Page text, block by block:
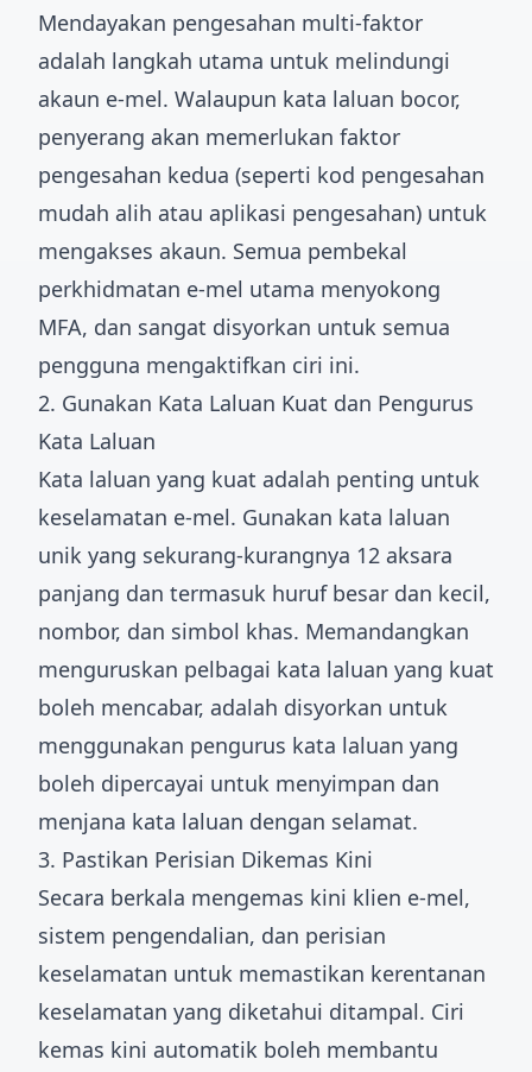
Mendayakan pengesahan multi-faktor
adalah langkah utama untuk melindungi
akaun e-mel. Walaupun kata laluan bocor,
penyerang akan memerlukan faktor
pengesahan kedua (seperti kod pengesahan
mudah alih atau aplikasi pengesahan) untuk
mengakses akaun. Semua pembekal
perkhidmatan e-mel utama menyokong
MFA, dan sangat disyorkan untuk semua
pengguna mengaktifkan ciri ini.
2. Gunakan Kata Laluan Kuat dan Pengurus
Kata Laluan
Kata laluan yang kuat adalah penting untuk
keselamatan e-mel. Gunakan kata laluan
unik yang sekurang-kurangnya 12 aksara
panjang dan termasuk huruf besar dan kecil,
nombor, dan simbol khas. Memandangkan
menguruskan pelbagai kata laluan yang kuat
boleh mencabar, adalah disyorkan untuk
menggunakan pengurus kata laluan yang
boleh dipercayai untuk menyimpan dan
menjana kata laluan dengan selamat.
3. Pastikan Perisian Dikemas Kini
Secara berkala mengemas kini klien e-mel,
sistem pengendalian, dan perisian
keselamatan untuk memastikan kerentanan
keselamatan yang diketahui ditampal. Ciri
kemas kini automatik boleh membantu